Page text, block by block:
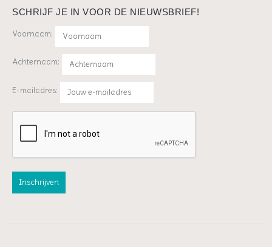
SCHRIJF JE IN VOOR DE NIEUWSBRIEF!
Voornaam:
Achternaam:
E-mailadres: